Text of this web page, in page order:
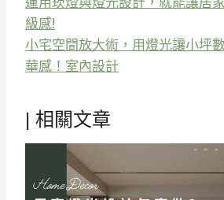
級感!
小宅空間放大術，用燈光讓小坪
華感！室內設計
| 相關文章